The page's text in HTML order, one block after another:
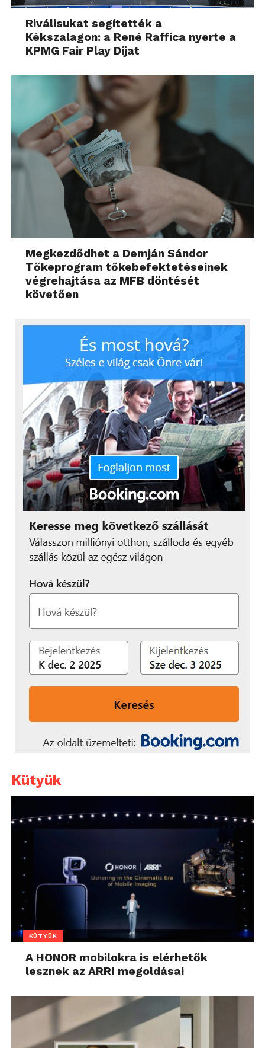
Riválisukat segítették a
Kékszalagon: a René Raffica nyerte a
KPMG Fair Play Díjat
Megkezdődhet a Demján Sándor
Tőkeprogram tőkebefektetéseinek
végrehajtása az MFB döntését
követően
Kütyük
KÜTYÜK
A HONOR mobilokra is elérhetők
lesznek az ARRI megoldásai